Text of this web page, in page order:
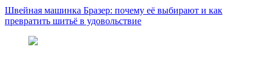
Швейная машинка Бразер: почему её выбирают и как
превратить шитьё в удовольствие